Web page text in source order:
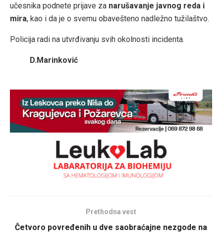
učesnika podnete prijave za narušavanje javnog reda i
mira, kao i da je o svemu obavešteno nadležno tužilaštvo.
Policija radi na utvrđivanju svih okolnosti incidenta.
D.Marinković
Prethodna vest
Četvoro povređenih u dve saobraćajne nezgode na